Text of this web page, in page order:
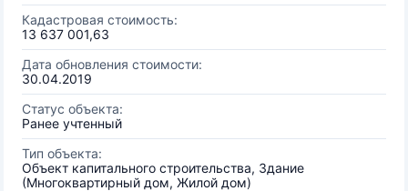
Кадастровая стоимость:
13 637 001,63
Дата обновления стоимости:
30.04.2019
Статус объекта:
Ранее учтенный
Тип объекта:
Объект капитального строительства, Здание
(Многоквартирный дом, Жилой дом)